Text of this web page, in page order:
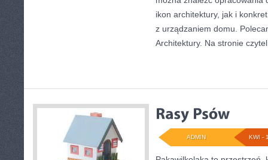
ikon architektury, jak i
z urządzaniem domu.
Architektury. Na stronie
KWI -
ADMIN